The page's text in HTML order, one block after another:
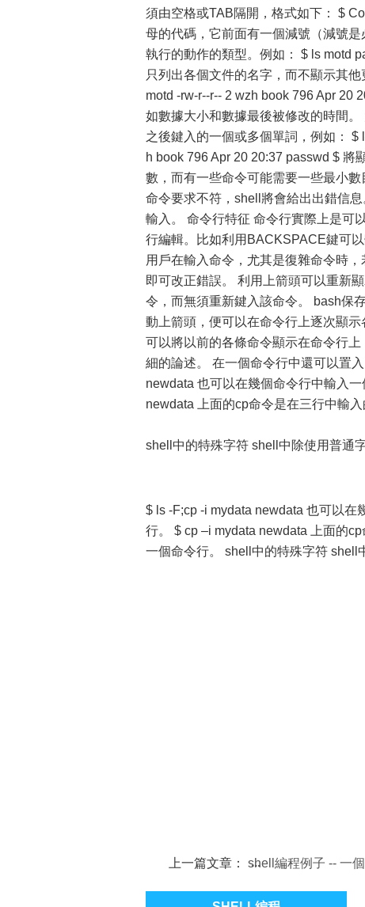
須由空格或TAB隔開，格式如下： $
母的代碼，它前面有一個減號（減號
執行的動作的類型。例如： $ ls motd
只列出各個文件的名字，而不顯示其
motd -rw-r--r-- 2 wzh book 796 Apr 20
如數據大小和數據最後被修改的時間
之後鍵入的一個或多個單詞，例如： $
h book 796 Apr 20 20:37 passwd $ 將
數，而有一些命令可能需要一些最小
命令要求不符，shell將會給出出錯信
輸入。 命令行特征 命令行實際上是可
行編輯。比如利用BACKSPACE鍵可
用戶在輸入命令，尤其是復雜命令時
即可改正錯誤。 利用上箭頭可以重新
令，而無須重新鍵入該命令。 bash保
動上箭頭，便可以在命令行上逐次顯
可以將以前的各條命令顯示在命令行
細的論述。 在一個命令行中還可以置
newdata 也可以在幾個命令行中輸入
newdata 上面的cp命令是在三行中輸
shell中的特殊字符 shell中除使用普通
$ ls -F;cp -i mydata newdata 也可以
行。 $ cp –i mydata newdata 上面的
一個命令行。 shell中的特殊字符 shell
上一篇文章：shell編程例子 -- 一